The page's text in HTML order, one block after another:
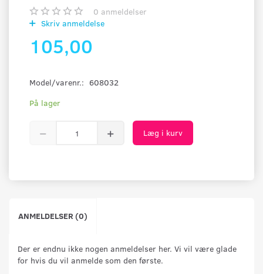
0 anmeldelser
Skriv anmeldelse
105,00
Model/varenr.: 608032
På lager
Læg i kurv
ANMELDELSER (0)
Der er endnu ikke nogen anmeldelser her. Vi vil være glade
for hvis du vil anmelde som den første.